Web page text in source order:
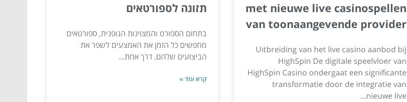
met nieuwe live casinospellen
van toonaangevende provider
Uitbreiding van het live casino aanbod bij
HighSpin De digitale speelvloer van
HighSpin Casino ondergaat een significante
transformatie door de integratie van
nieuwe live...
תזונה לספורטאים
בתחום הספורט והמצוינות הגופנית, ספורטאים
מחפשים כל הזמן את האמצעים לשפר את
הביצועים שלהם. דרך אחת...
קרא עוד »